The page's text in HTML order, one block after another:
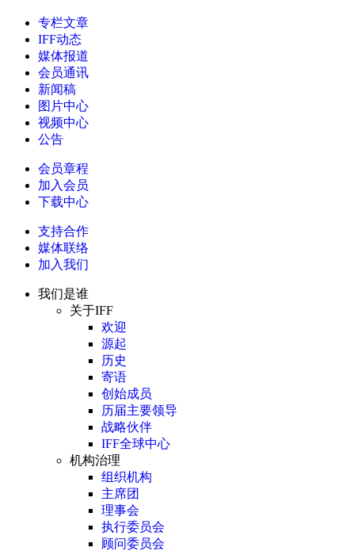
专栏文章
IFF动态
媒体报道
会员通讯
新闻稿
图片中心
视频中心
公告
会员章程
加入会员
下载中心
支持合作
媒体联络
加入我们
我们是谁
关于IFF
欢迎
源起
历史
寄语
创始成员
历届主要领导
战略伙伴
IFF全球中心
机构治理
组织机构
主席团
理事会
执行委员会
顾问委员会